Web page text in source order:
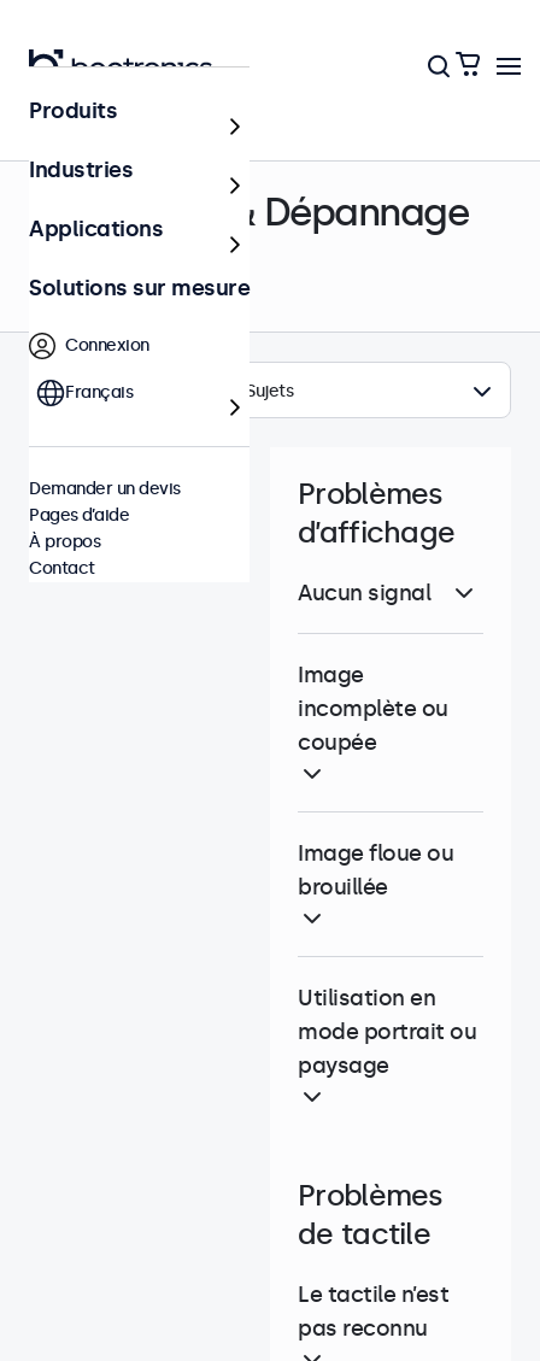
Assistance & Dépannage
Sujets
Problèmes
d’affichage
Aucun signal
Image
incomplète ou
coupée
Image floue ou
brouillée
Utilisation en
mode portrait ou
paysage
Problèmes
de tactile
Le tactile n’est
pas reconnu
Produits
Industries
Applications
Solutions sur mesure
Connexion
Français
Demander un devis
Pages d’aide
À propos
Contact